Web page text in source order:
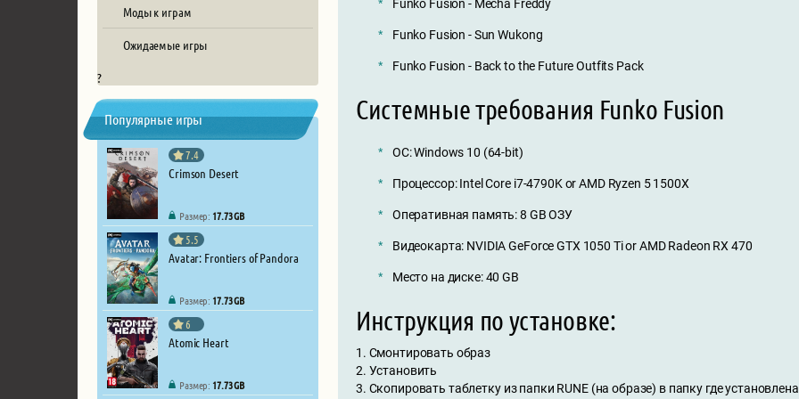
Моды к играм
Ожидаемые игры
?
Популярные игры
7.4
Crimson Desert
Размер: 17.73 GB
5.5
Avatar: Frontiers of Pandora
Размер: 17.73 GB
6
Atomic Heart
Размер: 17.73 GB
Funko Fusion - Mecha Freddy
Funko Fusion - Sun Wukong
Funko Fusion - Back to the Future Outfits Pack
Системные требования Funko Fusion
ОС: Windows 10 (64-bit)
Процессор: Intel Core i7-4790K or AMD Ryzen 5 1500X
Оперативная память: 8 GB ОЗУ
Видеокарта: NVIDIA GeForce GTX 1050 Ti or AMD Radeon RX 470
Место на диске: 40 GB
Инструкция по установке:
1. Смонтировать образ
2. Установить
3. Скопировать таблетку из папки RUNE (на образе) в папку где